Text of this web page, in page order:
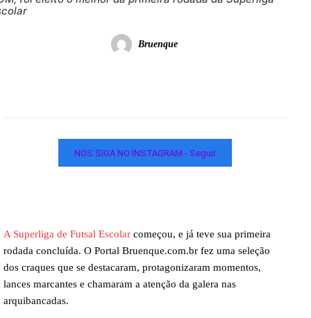
Bruenque
NOS SIGA NO INSTAGRAM - Seguir
A Superliga de Futsal Escolar começou, e já teve sua primeira
rodada concluída. O Portal Bruenque.com.br fez uma seleção
dos craques que se destacaram, protagonizaram momentos,
lances marcantes e chamaram a atenção da galera nas
arquibancadas.